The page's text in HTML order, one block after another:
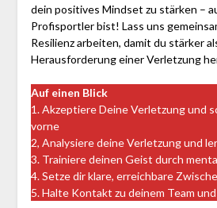
dein positives Mindset zu stärken –
Profisportler bist! Lass uns
Resilienz arbeiten, damit du stärker
Herausforderung einer Verletzung
Auf einen Blick
1. Akzeptiere Deine Verletzung und
vorne
2, Analysiere deine Verletzung und
3. Trainiere deinen Geist durch
4. Setze dir klare, erreichbare
5. Halte Kontakt zu deinem Team